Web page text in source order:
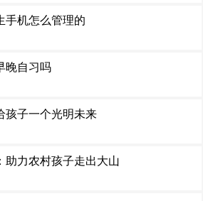
手机怎么管理的
晚自习吗
孩子一个光明未来
助力农村孩子走出大山